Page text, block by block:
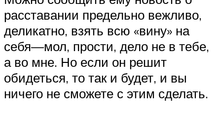
расставании предельно вежливо,
деликатно, взять всю «вину» на
себя—мол, прости, дело не в тебе,
а во мне. Но если он решит
обидеться, то так и будет, и вы
ничего не сможете с этим сделать.